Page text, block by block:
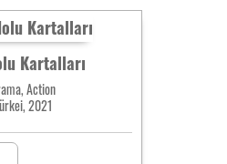
Kartalları
Action
2021